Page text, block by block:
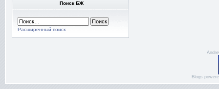
Поиск БЖ
Расширенный поиск
Blogs